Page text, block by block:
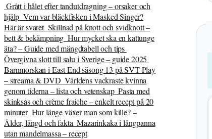
Grått i hålet efter tandutdragning – orsaker och
hjälp Vem var bläckfisken i Masked Singer?
Här är svaret Skillnad på knott och svidknott –
bett & bekämpning Hur mycket ska en kattunge
äta? – Guide med mängdtabell och tips
Övergivna slott till salu i Sverige – guide 2025
Barnmorskan i East End säsong 13 på SVT Play
– streama & DVD Världens vackraste kvinna
genom tiderna – lista och vetenskap Pasta med
skinksås och crème fraiche – enkelt recept på 20
minuter Hur länge växer man som kille? –
Ålder, längd och fakta Mazarinkaka i långpanna
utan mandelmassa – recept